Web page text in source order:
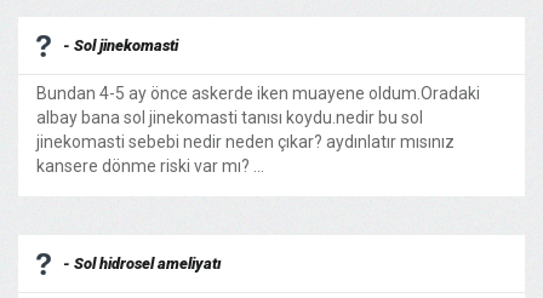
- Sol jinekomasti
Bundan 4-5 ay önce askerde iken muayene oldum.Oradaki
albay bana sol jinekomasti tanısı koydu.nedir bu sol
jinekomasti sebebi nedir neden çıkar? aydınlatır mısınız
kansere dönme riski var mı? ...
- Sol hidrosel ameliyatı